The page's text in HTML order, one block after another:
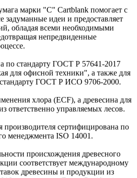
марки "С" Cartblank помогает с
задуманные идеи и предоставляет
обладая всеми необходимыми
непредвиденные
по стандарту ГОСТ Р 57641-2017
для офисной техники", а также для
ГОСТ Р ИСО 9706-2000.
хлора (ECF), а древесина для
ответственно управляемых лесов.
производителя сертифицирована по
менеджмента ISO 14001.
происхождения древесного
соответствует международному
древесины и продукции из